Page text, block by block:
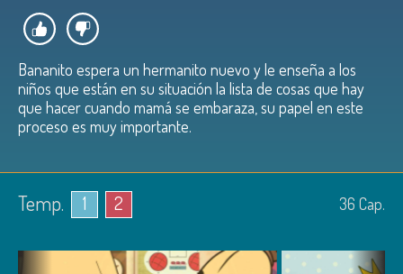
Bananito espera un hermanito nuevo y le enseña a los
niños que están en su situación la lista de cosas que hay
que hacer cuando mamá se embaraza, su papel en este
proceso es muy importante.
Temp. 1 2 36 Cap.